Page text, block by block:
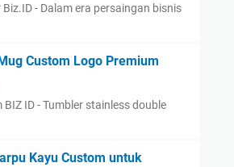
- Dalam era persaingan bisnis
Custom Logo Premium
ID - Tumbler stainless double
Kayu Custom untuk